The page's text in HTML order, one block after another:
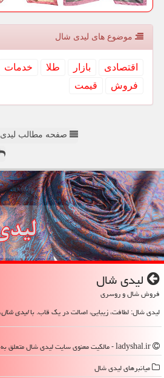
موضوع های لیدی شال
اقتصادی بازار طلا خدمات
فروش
قیمت
صفحه مطالب
لیدی شال
فروش شال و روسری
لیدی شال: لطافت، زیبایی، اصالت در یک قاب. بالیدی شال
میانبرهای لیدی شال